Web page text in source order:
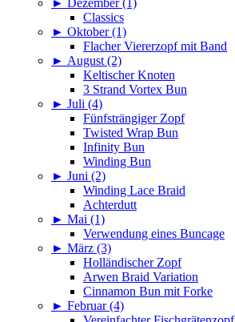
► Dezember (1)
Classics
► Oktober (1)
Flacher Viererzopf mit Band
► August (2)
Keltischer Knoten
3 Strand Vortex Bun
► Juli (4)
Fünfsträngiger Zopf
Twisted Wrap Bun
Infinity Bun
Winding Bun
► Juni (2)
Winding Lace Braid
Achterdutt
► Mai (1)
Verwendung eines Buncage
► März (3)
Holländischer Zopf
Arwen Braid Variation
Cinnamon Bun mit Forke
► Februar (4)